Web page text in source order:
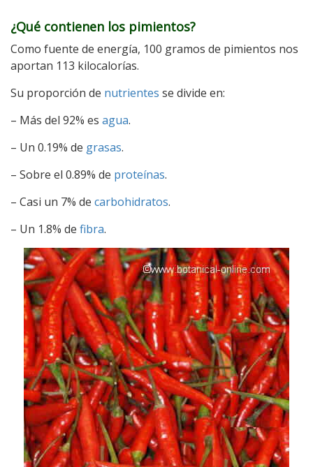
¿Qué contienen los pimientos?
Como fuente de energía, 100 gramos de pimientos nos
aportan 113 kilocalorías.
Su proporción de nutrientes se divide en:
– Más del 92% es agua.
– Un 0.19% de grasas.
– Sobre el 0.89% de proteínas.
– Casi un 7% de carbohidratos.
– Un 1.8% de fibra.